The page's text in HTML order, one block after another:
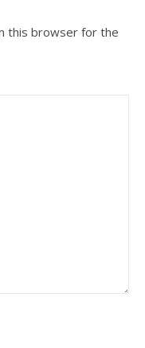
this browser for the